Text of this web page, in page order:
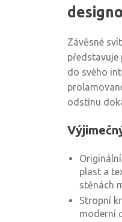
Závěsné
představuje
do svého
odstínu
Originální
plast a
stěnách
Stropní
moderní